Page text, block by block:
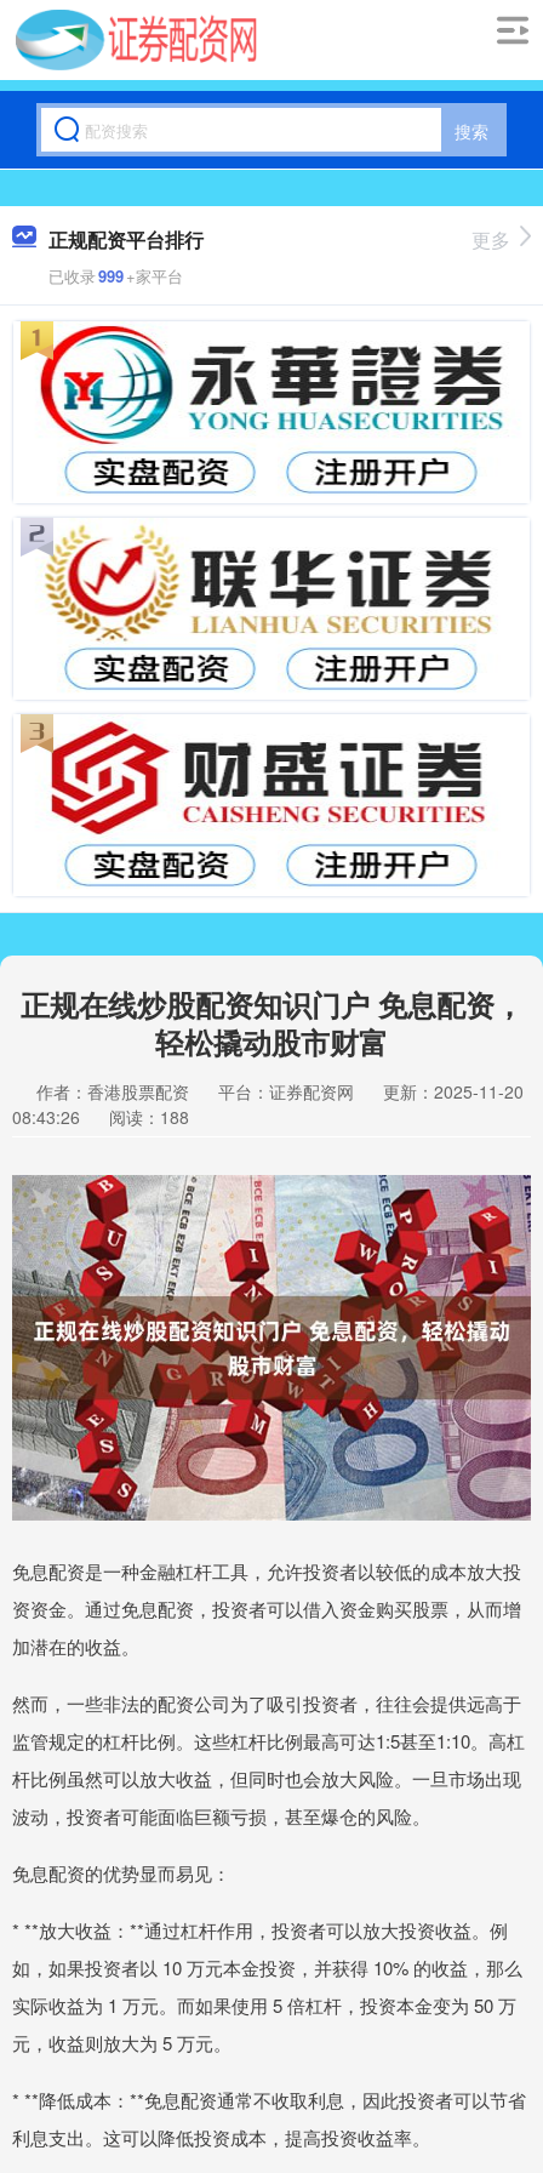
搜索
正规配资平台排行
已收录999+家平台
更多
正规在线炒股配资知识门户 免息配资，
轻松撬动股市财富
作者：香港股票配资 平台：证券配资网
更新：2025-11-20
08:43:26
阅读：188
免息配资是一种金融杠杆工具，允许投资者以较低的成本放大投
资资金。通过免息配资，投资者可以借入资金购买股票，从而增
加潜在的收益。
然而，一些非法的配资公司为了吸引投资者，往往会提供远高于
监管规定的杠杆比例。这些杠杆比例最高可达1:5甚至1:10。高杠
杆比例虽然可以放大收益，但同时也会放大风险。一旦市场出现
波动，投资者可能面临巨额亏损，甚至爆仓的风险。
免息配资的优势显而易见：
* **放大收益：**通过杠杆作用，投资者可以放大投资收益。例
如，如果投资者以 10 万元本金投资，并获得 10% 的收益，那么
实际收益为 1 万元。而如果使用 5 倍杠杆，投资本金变为 50 万
元，收益则放大为 5 万元。
* **降低成本：**免息配资通常不收取利息，因此投资者可以节省
利息支出。这可以降低投资成本，提高投资收益率。